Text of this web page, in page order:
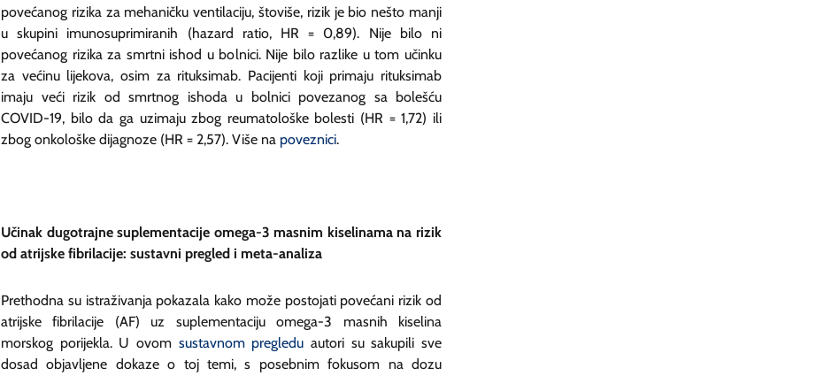
povećanog rizika za mehaničku ventilaciju, štoviše, rizik je bio nešto manji
u skupini imunosuprimiranih (hazard ratio, HR = 0,89). Nije bilo ni
povećanog rizika za smrtni ishod u bolnici. Nije bilo razlike u tom učinku
za većinu lijekova, osim za rituksimab. Pacijenti koji primaju rituksimab
imaju veći rizik od smrtnog ishoda u bolnici povezanog sa bolešću
COVID-19, bilo da ga uzimaju zbog reumatološke bolesti (HR = 1,72) ili
zbog onkološke dijagnoze (HR = 2,57). Više na poveznici.
Učinak dugotrajne suplementacije omega-3 masnim kiselinama na rizik
od atrijske fibrilacije: sustavni pregled i meta-analiza
Prethodna su istraživanja pokazala kako može postojati povećani rizik od
atrijske fibrilacije (AF) uz suplementaciju omega-3 masnih kiselina
morskog porijekla. U ovom sustavnom pregledu autori su sakupili sve
dosad objavljene dokaze o toj temi, s posebnim fokusom na dozu